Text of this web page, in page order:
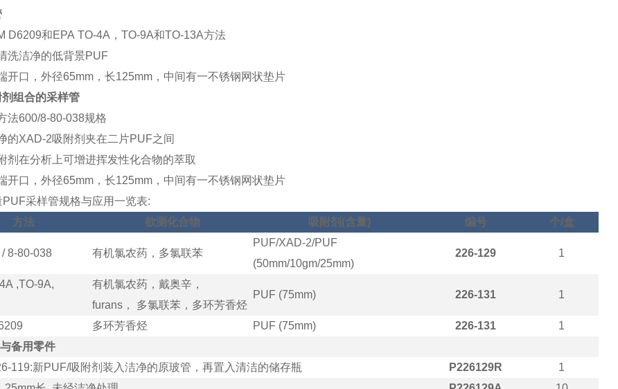
D6209和EPA TO-4A ， TO-9A和TO-13A方法
洗洁净的低背景PUF
开口，外径65mm，长125mm，中间有一不锈钢网状垫片
组合的采样管
法600/8-80-038规格
的XAD-2吸附剂夹在二片PUF之间
剂在分析上可增进挥发性化合物的萃取
开口，外径65mm，长125mm，中间有一不锈钢网状垫片
PUF采样管规格与应用一览表:
方法
欲测化合物 吸附剂 (含量) 编号 个/盒
8-80-038 有机氯农药，多氯联苯
PUF/XAD-2/PUF
(50mm/10gm/25mm)
226-129 1
,TO-9A,
有机氯农药，戴奥辛，
furans， 多氯联苯，多环芳香烃
PUF (75mm) 226-131 1
多环芳香烃 PUF (75mm) 226-131
1
备用零件
119:新PUF/吸附剂装入洁净的原玻管，再置入清洁的储存瓶 P226129R
1